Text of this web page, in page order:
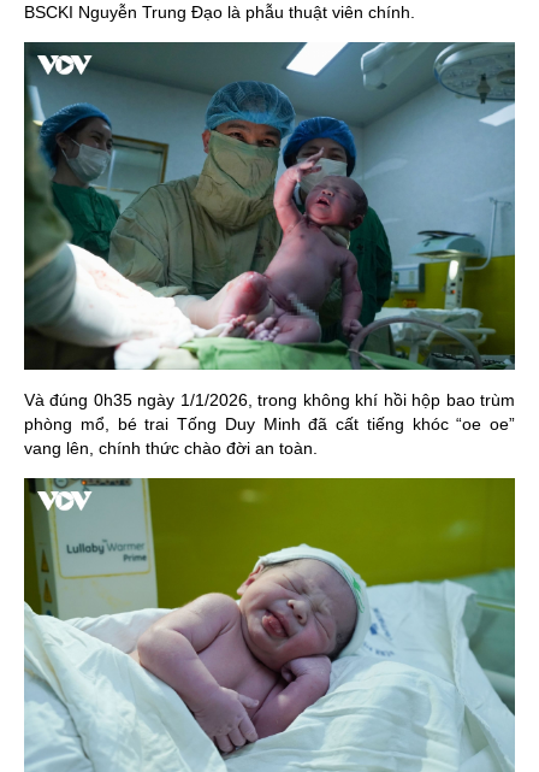
BSCKI Nguyễn Trung Đạo là phẫu thuật viên chính.
Và đúng 0h35 ngày 1/1/2026, trong không khí hồi hộp bao trùm
phòng mổ, bé trai Tống Duy Minh đã cất tiếng khóc “oe oe”
vang lên, chính thức chào đời an toàn.